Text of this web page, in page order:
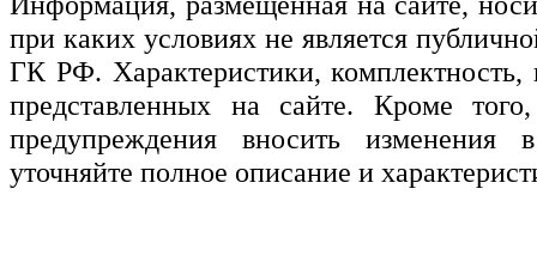
при каких условиях не является
ГК РФ. Характеристики,
представленных на сайте. Кроме
предупреждения вносить изменения
уточняйте полное описание и